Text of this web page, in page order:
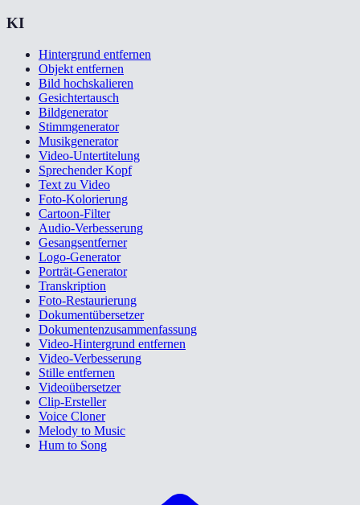
KI
Hintergrund entfernen
Objekt entfernen
Bild hochskalieren
Gesichtertausch
Bildgenerator
Stimmgenerator
Musikgenerator
Video-Untertitelung
Sprechender Kopf
Text zu Video
Foto-Kolorierung
Cartoon-Filter
Audio-Verbesserung
Gesangsentferner
Logo-Generator
Porträt-Generator
Transkription
Foto-Restaurierung
Dokumentübersetzer
Dokumentenzusammenfassung
Video-Hintergrund entfernen
Video-Verbesserung
Stille entfernen
Videoübersetzer
Clip-Ersteller
Voice Cloner
Melody to Music
Hum to Song